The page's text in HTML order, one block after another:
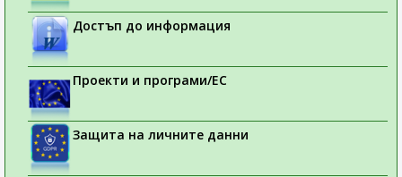
Достъп до информация
Проекти и програми/ЕС
Защита на личните данни